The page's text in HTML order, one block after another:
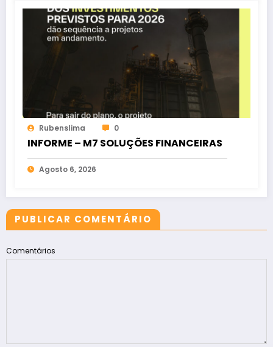
Rubenslima 0
INFORME – M7 SOLUÇÕES FINANCEIRAS
Agosto 6, 2026
PUBLICAR COMENTÁRIO
Comentários